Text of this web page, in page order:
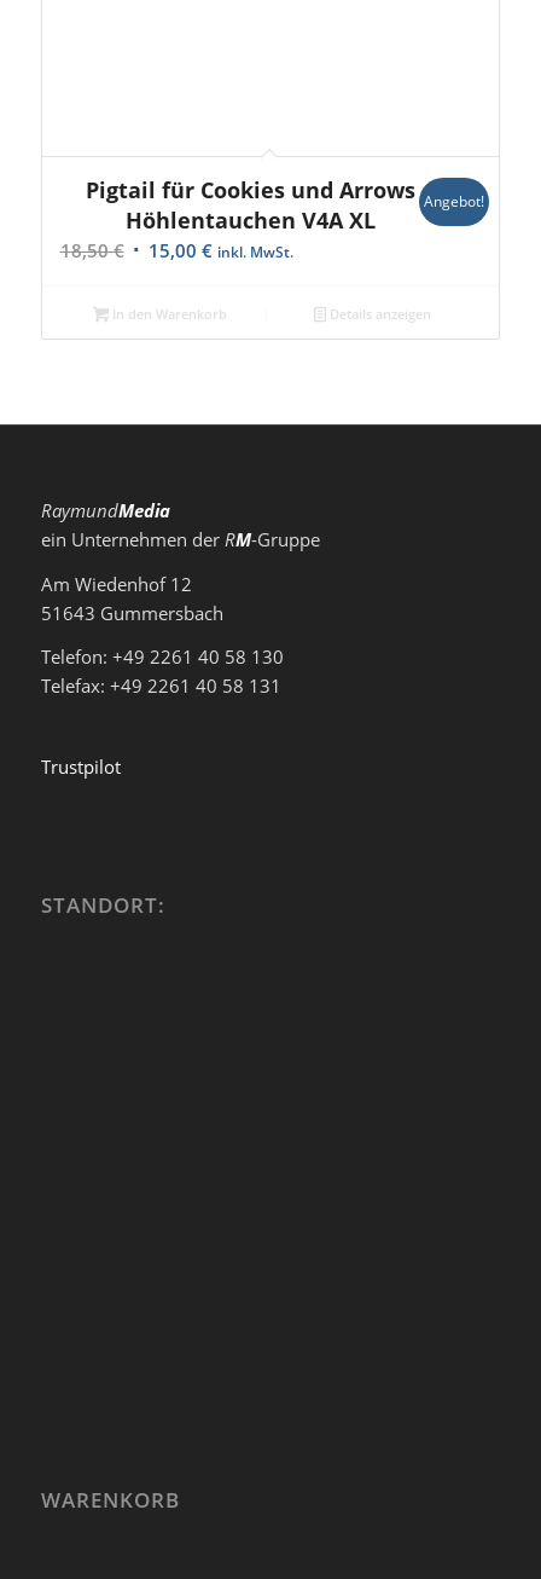
Pigtail für Cookies und Arrows
Höhlentauchen V4A XL
18,50€ Ursprünglicher
war:
18,50 €
15,00 €Aktueller
ist:
15,00 €.
inkl. MwSt.
Angebot!
In den Warenkorb Details anzeigen
RaymundMedia
ein Unternehmen der RM-Gruppe
Am Wiedenhof 12
51643 Gummersbach
Telefon: +49 2261 40 58 130
Telefax: +49 2261 40 58 131
Trustpilot
STANDORT:
WARENKORB